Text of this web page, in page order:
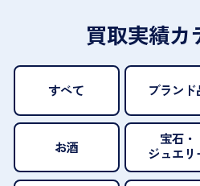
買取実績カ
すべて ブランド
お酒
宝石・
ジュエリ